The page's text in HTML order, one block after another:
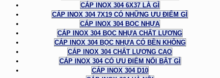
CÁP INOX 304 6X37 LÀ GÌ
CÁP INOX 304 7X19 CÓ NHỮNG ƯU ĐIỂM GÌ
CÁP INOX 304 BỌC NHỰA
CÁP INOX 304 BỌC NHỰA CHẤT LƯỢNG
CÁP INOX 304 BỌC NHỰA CÓ BỀN KHÔNG
CÁP INOX 304 CHẤT LƯỢNG CAO
CÁP INOX 304 CÓ ƯU ĐIỂM NỔI BẬT GÌ
CÁP INOX 304 D10